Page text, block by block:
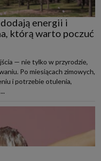
energii i
którą warto poczuć
— nie tylko w przyrodzie,
Po miesiącach zimowych,
i potrzebie otulenia,